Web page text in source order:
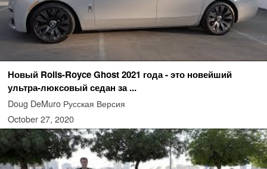
Новый Rolls-Royce Ghost 2021 года - это новейший
ультра-люксовый седан за ...
Doug DeMuro Русская Версия
October 27, 2020